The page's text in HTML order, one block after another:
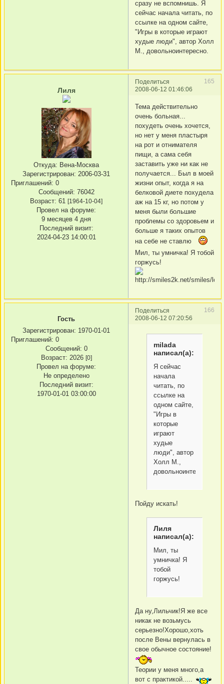
сразу не вспомнишь. Я
сейчас начала читать, по
ссылке на одном сайте,
"Игры в которые играют
худые люди", автор Холл
М., довольноинтересно.
Поделиться
165
2008-06-12 01:46:06
Лиля
Откуда: Вена-Москва
Зарегистрирован: 2006-03-31
Приглашений: 0
Сообщений: 76042
Возраст: 61 [1964-10-04]
Провел на форуме:
9 месяцев 4 дня
Последний визит:
2024-04-23 14:00:01
Тема действительно
очень больная...
похудеть очень хочется,
но нет у меня пластыря
на рот и отнимателя
пищи, а сама себя
заставить уже ни как не
получается... Был в моей
жизни опыт, когда я на
белковой диете похудела
аж на 15 кг, но потом у
меня были большие
проблемы со здоровьем и
больше я таких опытов
на себе не ставлю
Мил, ты умничка! Я тобой
горжусь!
Поделиться
166
2008-06-12 07:20:56
Гость
Зарегистрирован: 1970-01-01
Приглашений: 0
Сообщений: 0
Возраст: 2026 [0]
Провел на форуме:
Не определено
Последний визит:
1970-01-01 03:00:00
milada
написал(а):
Я сейчас
начала
читать, по
ссылке на
одном сайте,
"Игры в
которые
играют
худые
люди", автор
Холл М.,
довольноинтересно.
Пойду искать!
Лиля
написал(а):
Мил, ты
умничка! Я
тобой
горжусь!
Да ну,Лильчик!Я же все
никак не возьмусь
серьезно!Хорошо,хоть
после Вены вернулась в
свое обычное состояние!
Теории у меня много,а
вот с практикой.....